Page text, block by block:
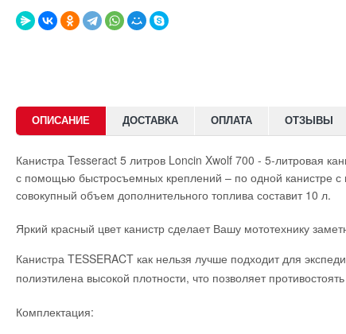
ОПИСАНИЕ ДОСТАВКА ОПЛАТА ОТЗЫВЫ
Канистра Tesseract 5 литров Loncin Xwolf 700 - 5-литровая
с помощью быстросъемных креплений – по одной канистре с
совокупный объем дополнительного топлива составит 10 л.
Яркий красный цвет канистр сделает Вашу мототехнику
Канистра TESSERACT как нельзя лучше подходит для
полиэтилена высокой плотности, что позволяет
Комплектация: